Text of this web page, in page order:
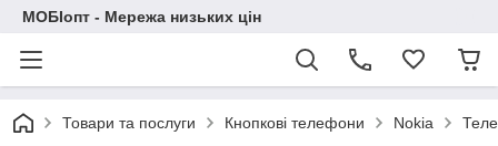
МОБІопт - Мережа низьких цін
Товари та послуги Кнопкові телефони Nokia